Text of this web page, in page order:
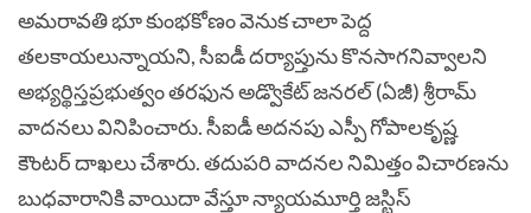
అమరావతి భూ కుంభకోణం వెనుక చాలా పెద్ద
తలకాయలున్నాయని, సీఐడీ దర్యాప్తును కొనసాగనివ్వాలని
అభ్యర్థిస్తప్రభుత్వం తరఫున అడ్వొకేట్‌ జనరల్‌ (ఏజీ) శ్రీరామ్‌
వాదనలు వినిపించారు. సీఐడీ అదనపు ఎస్పీ గోపాలకృష్ణ
కౌంటర్‌ దాఖలు చేశారు. తదుపరి వాదనల నిమిత్తం విచారణను
బుధవారానికి వాయిదా వేస్తూ న్యాయమూర్తి జస్టిస్‌